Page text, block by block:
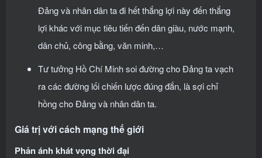
Đảng và nhân dân ta đi hết thắng lợi này đến thắng
lợi khác với mục tiêu tiến đến dân giàu, nước mạnh,
dân chủ, công bằng, văn minh,…
Tư tưởng Hồ Chí Minh soi đường cho Đảng ta vạch
ra các đường lối chiến lược đúng đắn, là sợi chỉ
hồng cho Đảng và nhân dân ta.
Giá trị với cách mạng thế giới
Phản ánh khát vọng thời đại